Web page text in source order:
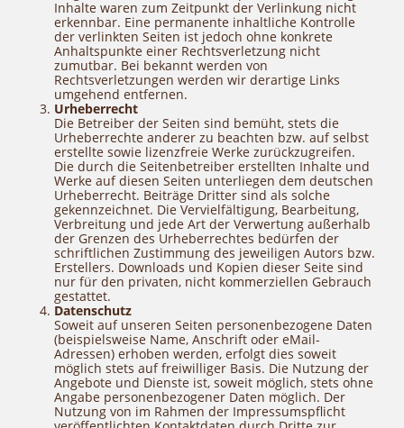
Inhalte waren zum Zeitpunkt der Verlinkung nicht
erkennbar. Eine permanente inhaltliche Kontrolle
der verlinkten Seiten ist jedoch ohne konkrete
Anhaltspunkte einer Rechtsverletzung nicht
zumutbar. Bei bekannt werden von
Rechtsverletzungen werden wir derartige Links
umgehend entfernen.
Urheberrecht
Die Betreiber der Seiten sind bemüht, stets die
Urheberrechte anderer zu beachten bzw. auf selbst
erstellte sowie lizenzfreie Werke zurückzugreifen.
Die durch die Seitenbetreiber erstellten Inhalte und
Werke auf diesen Seiten unterliegen dem deutschen
Urheberrecht. Beiträge Dritter sind als solche
gekennzeichnet. Die Vervielfältigung, Bearbeitung,
Verbreitung und jede Art der Verwertung außerhalb
der Grenzen des Urheberrechtes bedürfen der
schriftlichen Zustimmung des jeweiligen Autors bzw.
Erstellers. Downloads und Kopien dieser Seite sind
nur für den privaten, nicht kommerziellen Gebrauch
gestattet.
Datenschutz
Soweit auf unseren Seiten personenbezogene Daten
(beispielsweise Name, Anschrift oder eMail-
Adressen) erhoben werden, erfolgt dies soweit
möglich stets auf freiwilliger Basis. Die Nutzung der
Angebote und Dienste ist, soweit möglich, stets ohne
Angabe personenbezogener Daten möglich. Der
Nutzung von im Rahmen der Impressumspflicht